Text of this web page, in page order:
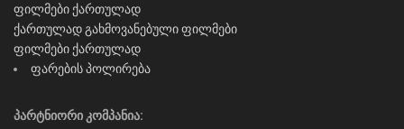
ფილმები ქართულად
ქართულად გახმოვანებული ფილმები
ფილმები ქართულად
ფარების პოლირება
პარტნიორი კომპანია: